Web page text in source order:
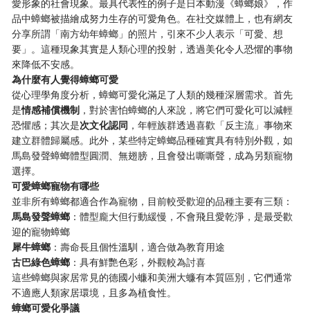
愛形象的社會現象。最具代表性的例子是日本動漫《蟑螂娘》，作
品中蟑螂被描繪成努力生存的可愛角色。在社交媒體上，也有網友
分享所謂「南方幼年蟑螂」的照片，引來不少人表示「可愛、想
要」。這種現象其實是人類心理的投射，透過美化令人恐懼的事物
來降低不安感。
為什麼有人覺得蟑螂可愛
從心理學角度分析，蟑螂可愛化滿足了人類的幾種深層需求。首先
是情感補償機制 ，對於害怕蟑螂的人來說，將它們可愛化可以減輕
恐懼感；其次是次文化認同 ，年輕族群透過喜歡「反主流」事物來
建立群體歸屬感。此外，某些特定蟑螂品種確實具有特別外觀，如
馬島發聲蟑螂體型圓潤、無翅膀，且會發出嘶嘶聲，成為另類寵物
選擇。
可愛蟑螂寵物有哪些
並非所有蟑螂都適合作為寵物，目前較受歡迎的品種主要有三類：
馬島發聲蟑螂 ：體型龐大但行動緩慢，不會飛且愛乾淨，是最受歡
迎的寵物蟑螂
犀牛蟑螂 ：壽命長且個性溫馴，適合做為教育用途
古巴綠色蟑螂 ：具有鮮艷色彩，外觀較為討喜
這些蟑螂與家居常見的德國小蠊和美洲大蠊有本質區別，它們通常
不適應人類家居環境，且多為植食性。
蟑螂可愛化爭議